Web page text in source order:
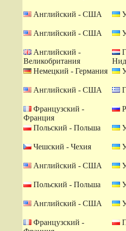
Английский - США
Английский - США
Английский -
Великобритания
Немецкий - Германия
Английский - США
Французский -
Франция
Польский - Польша
Чешский - Чехия
Английский - США
Польский - Польша
Английский - США
Французский -